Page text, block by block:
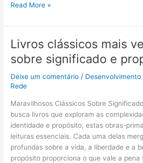
Read More »
Livros clássicos mais
sobre significado e
Deixe um comentário / Desenvolvimento
Rede
Maravilhosos Clássicos Sobre
busca livros que exploram as
identidade e propósito, estas obras-
leituras essenciais. Cada uma delas
profundas sobre a vida, a liberdade e a
propósito proporciona o que vale a pena
Livros
clássicos
mais
vendidos
sobre
e
propósito